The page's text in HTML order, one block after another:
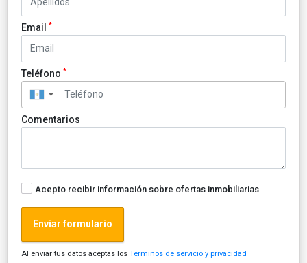
Email *
Teléfono *
▼
Comentarios
Acepto recibir información sobre ofertas inmobiliarias
Enviar formulario
Al enviar tus datos aceptas los Términos de servicio y privacidad